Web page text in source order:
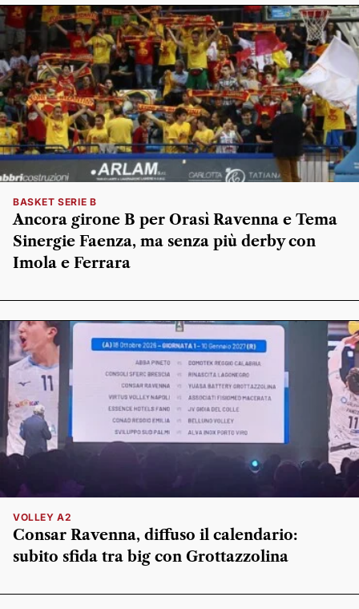
BASKET SERIE B
Ancora girone B per Orasì Ravenna e Tema
Sinergie Faenza, ma senza più derby con
Imola e Ferrara
VOLLEY A2
Consar Ravenna, diffuso il calendario:
subito sfida tra big con Grottazzolina